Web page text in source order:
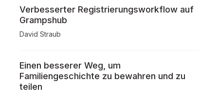
Verbesserter Registrierungsworkflow auf
Grampshub
David Straub
Einen besserer Weg, um
Familiengeschichte zu bewahren und zu
teilen